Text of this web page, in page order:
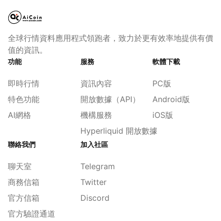
全球行情資料應用程式領跑者，致力於更有效率地提供有價
值的資訊。
功能
即時行情
特色功能
AI網格
服務
資訊內容
開放數據（API）
機構服務
Hyperliquid 開放數據
軟體下載
PC版
Android版
iOS版
聯絡我們
聊天室
商務信箱
官方信箱
官方驗證通道
加入社區
Telegram
Twitter
Discord